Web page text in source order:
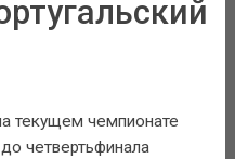
текущем чемпионате
четвертьфинала